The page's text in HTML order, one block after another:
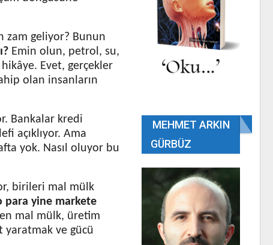
zam geliyor? Bunun
Emin olun, petrol, su,
Evet, gerçekler
olan insanların
Bankalar kredi
açıklıyor. Ama
yok. Nasıl oluyor bu
birileri mal mülk
para yine markete
mal mülk, üretim
yaratmak ve gücü
MEHMET ARKIN
GÜRBÜZ